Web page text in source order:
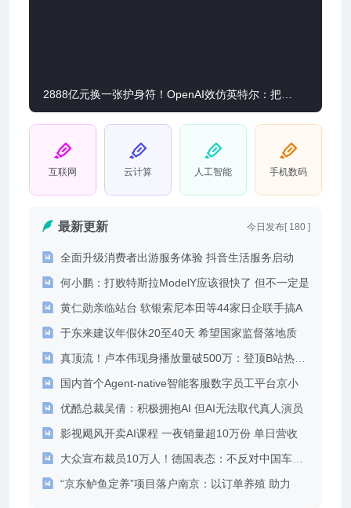
2888亿元换一张护身符！OpenAI效仿英特尔：把
互联网 云计算 人工智能 手机数码
最新更新 今日发布[ 180 ]
全面升级消费者出游服务体验 抖音生活服务启动
2026-07-18
何小鹏：打败特斯拉ModelY应该很快了 但不一定是
2026-07-18
黄仁勋亲临站台 软银索尼本田等44家日企联手搞A
2026-07-18
于东来建议年假休20至40天 希望国家监督落地质
2026-07-18
真顶流！卢本伟现身播放量破500万：登顶B站热榜第一
2026-07-18
国内首个Agent-native智能客服数字员工平台京小
2026-07-18
优酷总裁吴倩：积极拥抱AI 但AI无法取代真人演员
2026-07-18
影视飓风开卖AI课程 一夜销量超10万份 单日营收
2026-07-18
大众宣布裁员10万人！德国表态：不反对中国车企接手
2026-07-18
“京东鲈鱼定养”项目落户南京：以订单养殖 助力